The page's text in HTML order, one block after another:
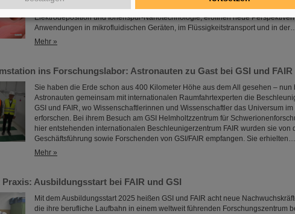
Benetzungsverhalten sich gezielt steuern lassen. Diese Materialien, hergestellt
Elektrodeposition und Ionenspur-Nanotechnologie, eröffnen neue
Anwendungen in mikrofluidischen Geräten, im Flüssigkeitstransport und in
Mehr »
ins Forschungslabor: Astronauten zu Gast bei GSI und FAIR
Sie haben die Erde schon aus 400 Kilometer Höhe aus dem All gesehen – nun
Astronauten gemeinsam mit internationalen Raumfahrtexperten die
GSI und FAIR, wo Wissenschaftlerinnen und Wissenschaftler das Universum
erforschen. Bei ihrem Besuch am GSI Helmholtzzentrum für
hier entstehenden internationalen Beschleunigerzentrum FAIR wurden sie von
Geschäftsführung sowie Forschenden von GSI/FAIR empfangen. Sie erhielten…
Mehr »
Ausbildungsstart bei FAIR und GSI
Mit dem Ausbildungsstart 2025 heißen GSI und FAIR acht neue
die ihre berufliche Laufbahn in einem weltweit führenden Forschungszentrum